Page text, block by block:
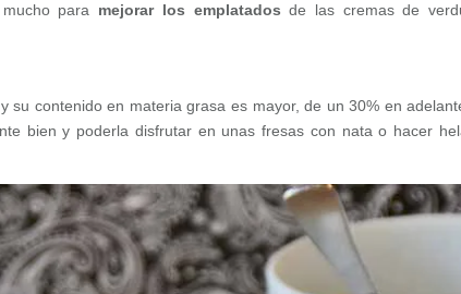
para mejorar los emplatados de las cremas de
y su contenido en materia grasa es mayor, de un 30% en
bien y poderla disfrutar en unas fresas con nata o hacer